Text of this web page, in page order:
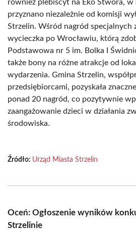
również plebiscyt na Eko Stwora,
przyznano niezależnie od komisji
Strzelin. Wśród nagród specjalnych
wycieczka po Wrocławiu, którą
Podstawowa nr 5 im. Bolka I
także bony na różne atrakcje od
wydarzenia. Gmina Strzelin,
przedsiębiorcami, pozyskała
ponad 20 nagród, co pozytywnie
zaangażowanie dzieci w działania
środowiska.
Źródło: Urząd Miasta Strzelin
Oceń: Ogłoszenie wyników
Strzelinie